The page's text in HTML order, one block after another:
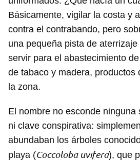
Básicamente, vigilar la costa y
contra el contrabando, pero
una pequeña pista de
servir para el abastecimiento
de tabaco y madera, productos
la zona.
El nombre no esconde ninguna
ni clave conspirativa:
abundaban los árboles
playa (Coccoloba uvifera), que